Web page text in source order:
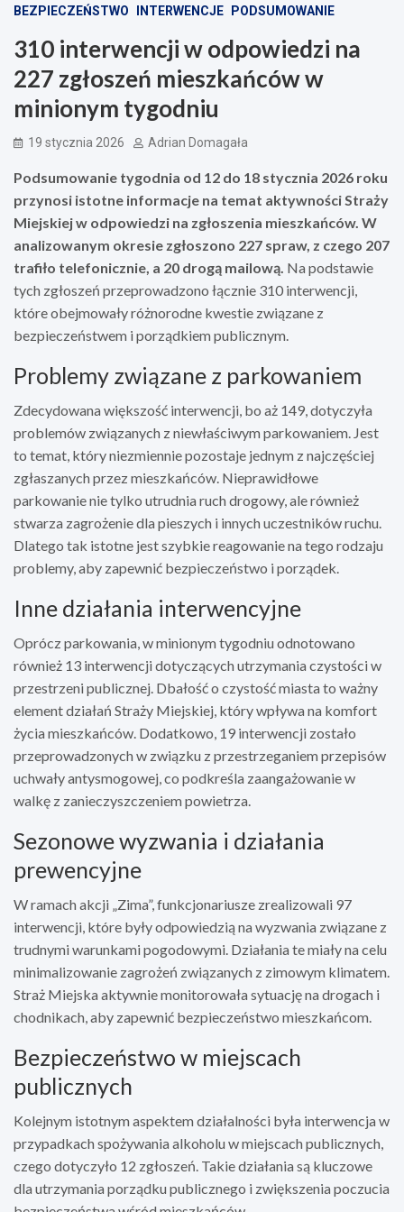
BEZPIECZEŃSTWO INTERWENCJE PODSUMOWANIE
310 interwencji w odpowiedzi na
227 zgłoszeń mieszkańców w
minionym tygodniu
19 stycznia 2026 Adrian Domagała
Podsumowanie tygodnia od 12 do 18 stycznia 2026 roku
przynosi istotne informacje na temat aktywności Straży
Miejskiej w odpowiedzi na zgłoszenia mieszkańców. W
analizowanym okresie zgłoszono 227 spraw, z czego 207
trafiło telefonicznie, a 20 drogą mailową. Na podstawie
tych zgłoszeń przeprowadzono łącznie 310 interwencji,
które obejmowały różnorodne kwestie związane z
bezpieczeństwem i porządkiem publicznym.
Problemy związane z parkowaniem
Zdecydowana większość interwencji, bo aż 149, dotyczyła
problemów związanych z niewłaściwym parkowaniem. Jest
to temat, który niezmiennie pozostaje jednym z najczęściej
zgłaszanych przez mieszkańców. Nieprawidłowe
parkowanie nie tylko utrudnia ruch drogowy, ale również
stwarza zagrożenie dla pieszych i innych uczestników ruchu.
Dlatego tak istotne jest szybkie reagowanie na tego rodzaju
problemy, aby zapewnić bezpieczeństwo i porządek.
Inne działania interwencyjne
Oprócz parkowania, w minionym tygodniu odnotowano
również 13 interwencji dotyczących utrzymania czystości w
przestrzeni publicznej. Dbałość o czystość miasta to ważny
element działań Straży Miejskiej, który wpływa na komfort
życia mieszkańców. Dodatkowo, 19 interwencji zostało
przeprowadzonych w związku z przestrzeganiem przepisów
uchwały antysmogowej, co podkreśla zaangażowanie w
walkę z zanieczyszczeniem powietrza.
Sezonowe wyzwania i działania
prewencyjne
W ramach akcji „Zima”, funkcjonariusze zrealizowali 97
interwencji, które były odpowiedzią na wyzwania związane z
trudnymi warunkami pogodowymi. Działania te miały na celu
minimalizowanie zagrożeń związanych z zimowym klimatem.
Straż Miejska aktywnie monitorowała sytuację na drogach i
chodnikach, aby zapewnić bezpieczeństwo mieszkańcom.
Bezpieczeństwo w miejscach
publicznych
Kolejnym istotnym aspektem działalności była interwencja w
przypadkach spożywania alkoholu w miejscach publicznych,
czego dotyczyło 12 zgłoszeń. Takie działania są kluczowe
dla utrzymania porządku publicznego i zwiększenia poczucia